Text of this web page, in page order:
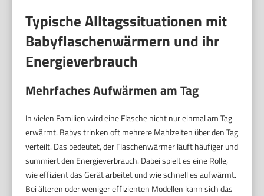
Typische Alltagssituationen mit
Babyflaschenwärmern und ihr
Energieverbrauch
Mehrfaches Aufwärmen am Tag
In vielen Familien wird eine Flasche nicht nur einmal am Tag
erwärmt. Babys trinken oft mehrere Mahlzeiten über den Tag
verteilt. Das bedeutet, der Flaschenwärmer läuft häufiger und
summiert den Energieverbrauch. Dabei spielt es eine Rolle,
wie effizient das Gerät arbeitet und wie schnell es aufwärmt.
Bei älteren oder weniger effizienten Modellen kann sich das